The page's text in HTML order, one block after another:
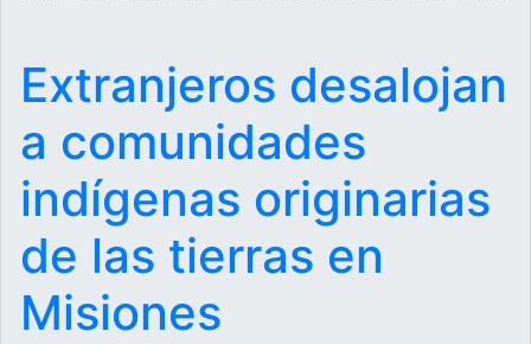
Extranjeros desalojan
a comunidades
indígenas originarias
de las tierras en
Misiones